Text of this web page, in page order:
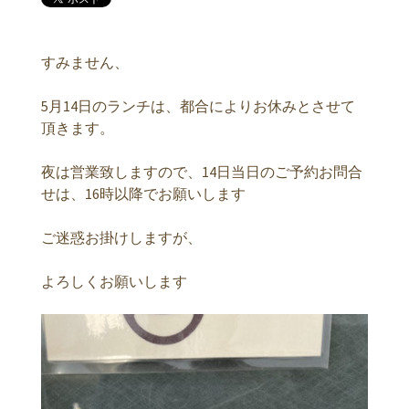
すみません、
5月14日のランチは、都合によりお休みとさせて
頂きます。
夜は営業致しますので、14日当日のご予約お問合
せは、16時以降でお願いします
ご迷惑お掛けしますが、
よろしくお願いします